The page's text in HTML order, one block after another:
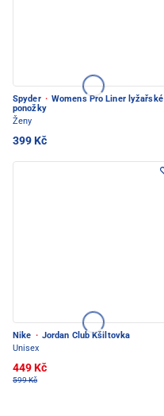
Spyder · Womens Pro Liner lyžařské
ponožky
Ženy
399 Kč
Nike · Jordan Club Kšiltovka
Unisex
449 Kč
599 Kč